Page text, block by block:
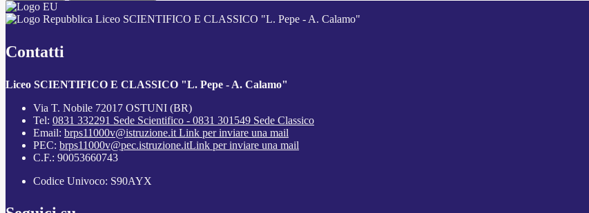
Liceo SCIENTIFICO E CLASSICO "L. Pepe - A. Calamo"
Contatti
Liceo SCIENTIFICO E CLASSICO "L. Pepe - A. Calamo"
Via T. Nobile 72017 OSTUNI (BR)
Tel: 0831 332291 Sede Scientifico - 0831 301549 Sede Classico
Email: brps11000v@istruzione.it Link per inviare una mail
PEC: brps11000v@pec.istruzione.itLink per inviare una mail
C.F.: 90053660743
Codice Univoco: S90AYX